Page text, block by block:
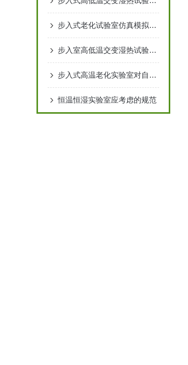
步入式老化试验室仿真模拟环境空气中温度转变
步入室高低温交变湿热试验箱降温失控原因及对策详解
步入式高温老化实验室对自然环境标准规定
恒温恒湿实验室应考虑的规范